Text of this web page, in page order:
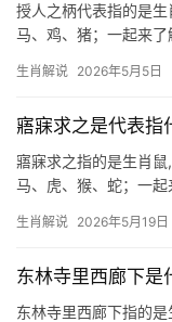
授人之柄代表指的是生
马、鸡、猪；一起来
口实，古语“授人以柄
生肖解说 2026年5月5日
寤寐求之是代表指
寤寐求之指的是生肖鼠
马、虎、猴、蛇；一
是十二生肖中最为机敏
生肖解说 2026年5月19日
东林寺里西廊下是
东林寺里西廊下指的